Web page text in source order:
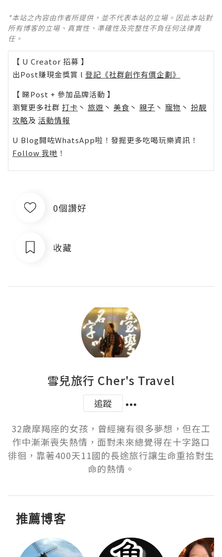
*本站之內容由作者所提供，並不代表本站的立場。因此本站對
所有博客的立場、真實性、準確性及完整性不負任何法律責
任。
【 U Creator 招募 】
出Post賺現金獎賞 l 登記《社群創作有價企劃》
【 睇Post + 參加品牌活動 】
瀏覽更多社群 打卡 丶 旅遊 丶 美食 丶 親子 丶 寵物 丶 扮靚
攻略及 活動情報
U Blog開咗WhatsApp啦！發掘更多吃喝玩樂資訊！
Follow 我哋 ！
0個讚好
收藏
雪兒旅行 Cher's Travel
追蹤
32歲摩羯座的女孩，曾經擁有很多夢想，但在工
作中漸漸喪失熱情，面對未來總覺得在十字路口
徘徊，靠著400天11國的長途旅行讓生命重拾對生
命的熱情。
推薦博客